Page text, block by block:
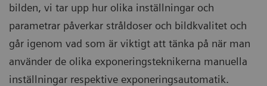
bilden, vi tar upp hur olika inställningar och
parametrar påverkar stråldoser och bildkvalitet och
går igenom vad som är viktigt att tänka på när man
använder de olika exponeringsteknikerna manuella
inställningar respektive exponeringsautomatik.